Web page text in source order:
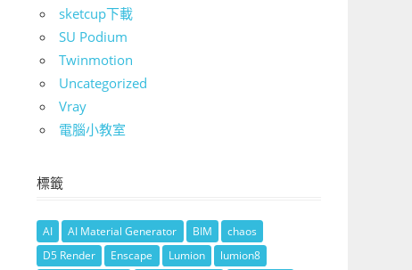
sketcup下載
SU Podium
Twinmotion
Uncategorized
Vray
電腦小教室
標籤
AI AI Material Generator BIM
chaos
D5 Render
Enscape Lumion
lumion8